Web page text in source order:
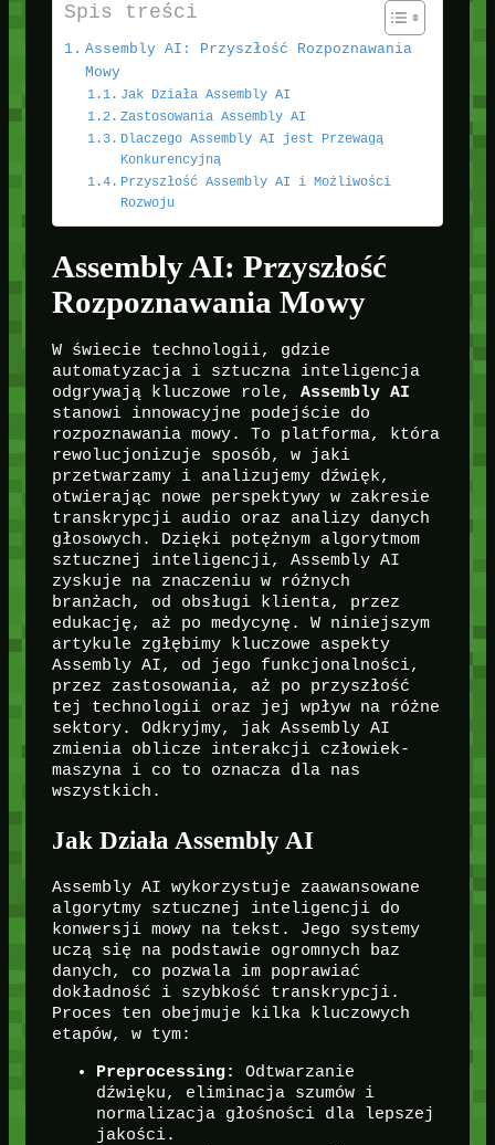
Spis treści
Assembly AI: Przyszłość Rozpoznawania
Mowy
Jak Działa Assembly AI
Zastosowania Assembly AI
Dlaczego Assembly AI jest Przewagą
Konkurencyjną
Przyszłość Assembly AI i Możliwości
Rozwoju
Assembly AI: Przyszłość
Rozpoznawania Mowy
W świecie technologii, gdzie
automatyzacja i sztuczna inteligencja
odgrywają kluczowe role, Assembly AI
stanowi innowacyjne podejście do
rozpoznawania mowy. To platforma, która
rewolucjonizuje sposób, w jaki
przetwarzamy i analizujemy dźwięk,
otwierając nowe perspektywy w zakresie
transkrypcji audio oraz analizy danych
głosowych. Dzięki potężnym algorytmom
sztucznej inteligencji, Assembly AI
zyskuje na znaczeniu w różnych
branżach, od obsługi klienta, przez
edukację, aż po medycynę. W niniejszym
artykule zgłębimy kluczowe aspekty
Assembly AI, od jego funkcjonalności,
przez zastosowania, aż po przyszłość
tej technologii oraz jej wpływ na różne
sektory. Odkryjmy, jak Assembly AI
zmienia oblicze interakcji człowiek-
maszyna i co to oznacza dla nas
wszystkich.
Jak Działa Assembly AI
Assembly AI wykorzystuje zaawansowane
algorytmy sztucznej inteligencji do
konwersji mowy na tekst. Jego systemy
uczą się na podstawie ogromnych baz
danych, co pozwala im poprawiać
dokładność i szybkość transkrypcji.
Proces ten obejmuje kilka kluczowych
etapów, w tym:
Preprocessing:
Odtwarzanie
dźwięku, eliminacja szumów i
normalizacja głośności dla lepszej
jakości.